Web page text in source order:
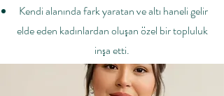
Kendi alanında fark yaratan ve altı haneli gelir
elde eden kadınlardan oluşan özel bir topluluk
inşa etti.